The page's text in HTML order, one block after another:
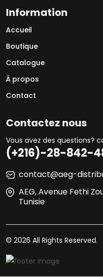
Information
Accueil
Boutique
Catalogue
À propos
Contact
Contactez nous
Vous avez des questions?
(+216)-28-842-
contact@aeg-
AEG, Avenue Fethi
Tunisie
© 2026 All Rights Reserved.